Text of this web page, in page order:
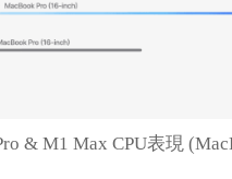
& M1 Max CPU表現